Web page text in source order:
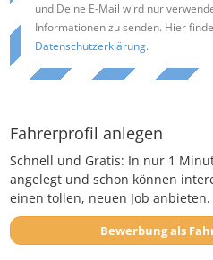
und Deine E-Mail wird nur
Informationen zu senden. Hier
Datenschutzerklärung.
Fahrerprofil anlegen
Schnell und Gratis: In nur 1
angelegt und schon können
einen tollen, neuen Job anbieten.